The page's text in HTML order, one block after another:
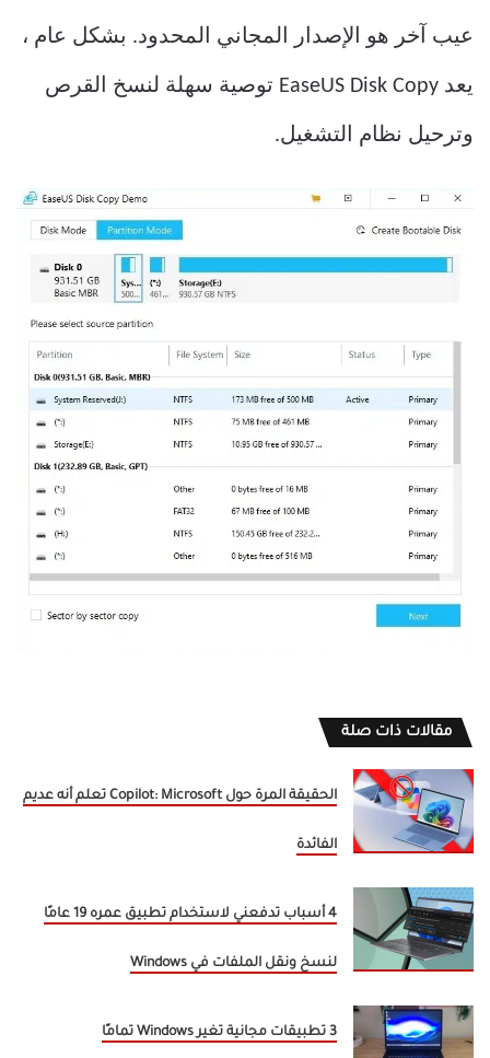
عيب آخر هو الإصدار المجاني المحدود. بشكل عام ،
يعد EaseUS Disk Copy توصية سهلة لنسخ القرص
وترحيل نظام التشغيل.
مقالات ذات صلة
الحقيقة المرة حول Copilot: Microsoft تعلم أنه عديم
الفائدة
4 أسباب تدفعني لاستخدام تطبيق عمره 19 عامًا
لنسخ ونقل الملفات في Windows
3 تطبيقات مجانية تغير Windows تمامًا